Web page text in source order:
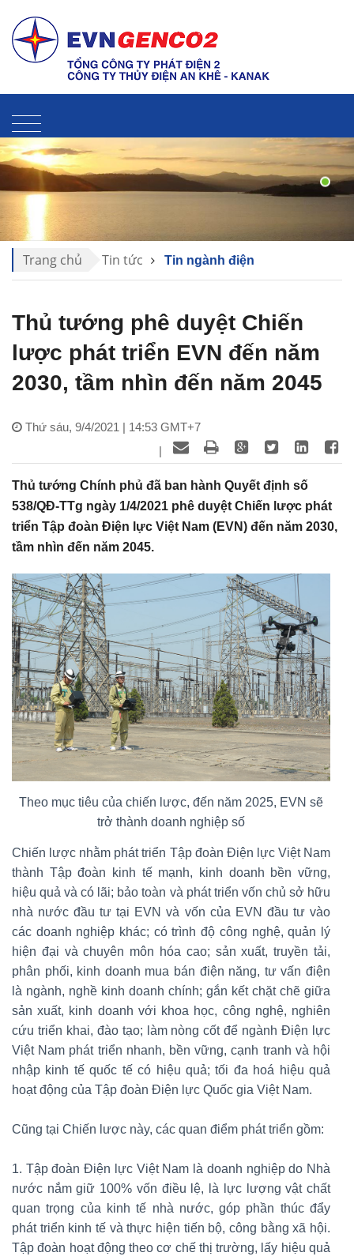
Liên hệ
Trang chủ Tin tức Tin ngành điện
Thủ tướng phê duyệt Chiến
lược phát triển EVN đến năm
2030, tầm nhìn đến năm 2045
Thứ sáu, 9/4/2021 | 14:53 GMT+7
|
Thủ tướng Chính phủ đã ban hành Quyết định số
538/QĐ-TTg ngày 1/4/2021 phê duyệt Chiến lược phát
triển Tập đoàn Điện lực Việt Nam (EVN) đến năm 2030,
tầm nhìn đến năm 2045.
Theo mục tiêu của chiến lược, đến năm 2025, EVN sẽ
trở thành doanh nghiệp số
Chiến lược nhằm phát triển Tập đoàn Điện lực Việt Nam
thành Tập đoàn kinh tế mạnh, kinh doanh bền vững,
hiệu quả và có lãi; bảo toàn và phát triển vốn chủ sở hữu
nhà nước đầu tư tại EVN và vốn của EVN đầu tư vào
các doanh nghiệp khác; có trình độ công nghệ, quản lý
hiện đại và chuyên môn hóa cao; sản xuất, truyền tải,
phân phối, kinh doanh mua bán điện năng, tư vấn điện
là ngành, nghề kinh doanh chính; gắn kết chặt chẽ giữa
sản xuất, kinh doanh với khoa học, công nghệ, nghiên
cứu triển khai, đào tạo; làm nòng cốt để ngành Điện lực
Việt Nam phát triển nhanh, bền vững, cạnh tranh và hội
nhập kinh tế quốc tế có hiệu quả; tối đa hoá hiệu quả
hoạt động của Tập đoàn Điện lực Quốc gia Việt Nam.
Cũng tại Chiến lược này, các quan điểm phát triển gồm:
1. Tập đoàn Điện lực Việt Nam là doanh nghiệp do Nhà
nước nắm giữ 100% vốn điều lệ, là lực lượng vật chất
quan trọng của kinh tế nhà nước, góp phần thúc đẩy
phát triển kinh tế và thực hiện tiến bộ, công bằng xã hội.
Tập đoàn hoạt động theo cơ chế thị trường, lấy hiệu quả